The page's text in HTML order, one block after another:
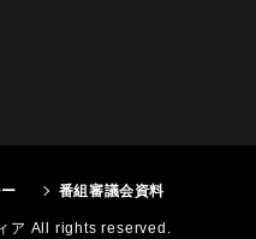
番組審議会資料
ア All rights reserved.